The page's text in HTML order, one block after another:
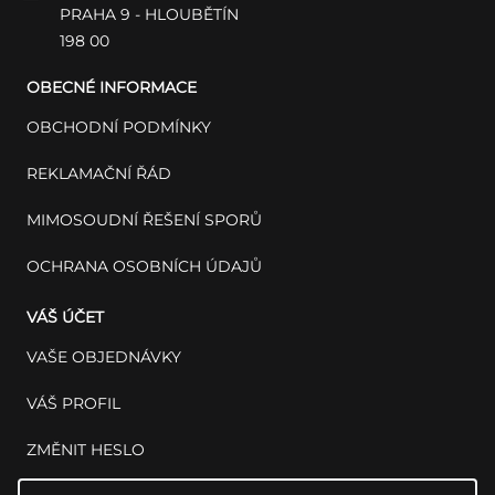
PRAHA 9 - HLOUBĚTÍN
198 00
OBECNÉ INFORMACE
OBCHODNÍ PODMÍNKY
REKLAMAČNÍ ŘÁD
MIMOSOUDNÍ ŘEŠENÍ SPORŮ
OCHRANA OSOBNÍCH ÚDAJŮ
VÁŠ ÚČET
VAŠE OBJEDNÁVKY
VÁŠ PROFIL
ZMĚNIT HESLO